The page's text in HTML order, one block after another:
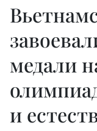
медали
и